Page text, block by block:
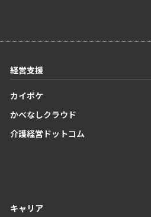
経営支援
カイポケ
かべなしクラウド
介護経営ドットコム
キャリア